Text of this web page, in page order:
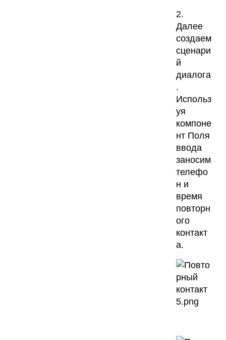
2.
Далее
создаем
сценари
й
диалога
.
Использ
уя
компоне
нт Поля
ввода
заносим
телефо
н и
время
повторн
ого
контакт
а.